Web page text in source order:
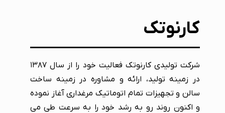
کارنوتک
شرکت تولیدی کارنوتک فعالیت خود را از سال ۱۳۸۷
در زمینه تولید، ارائه و مشاوره در زمینه ساخت
سالن و تجهیزات تمام اتوماتیک مرغداری آغاز نموده
و اکنون روند رو به رشد خود را به سرعت طی می